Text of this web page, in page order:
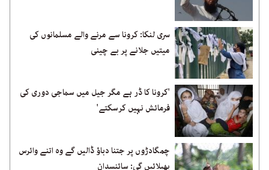
سری لنکا: کرونا سے مرنے والے مسلمانوں کی
میتیں جلانے پر بے چینی
'کرونا کا ڈر ہے مگر جیل میں سماجی دوری کی
فرمائش نہیں کرسکتے'
چمگادڑوں پر جتنا دباؤ ڈالیں گے وہ اتنے وائرس
پھیلائیں گی: سائنسدان